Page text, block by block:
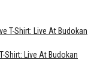
Shirt: Live At Budokan